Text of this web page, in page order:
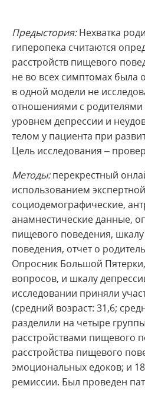
Предыстория:Нехватка
гиперопека считаются
расстройств пищевого
не во всех симптомах была
в одной модели не
отношениями с родителями
уровнем депрессии и
телом у пациента при
Цель исследования –
Методы:перекрестный
использованием
социодемографические,
анамнестические данные,
пищевого поведения,
поведения, отчет о
Опросник Большой
вопросов, и шкалу
исследовании приняли
(средний возраст: 31,6;
разделили на четыре
расстройствами пищевого
расстройства пищевого
эмоциональных едоков; и
ремиссии. Был проведен